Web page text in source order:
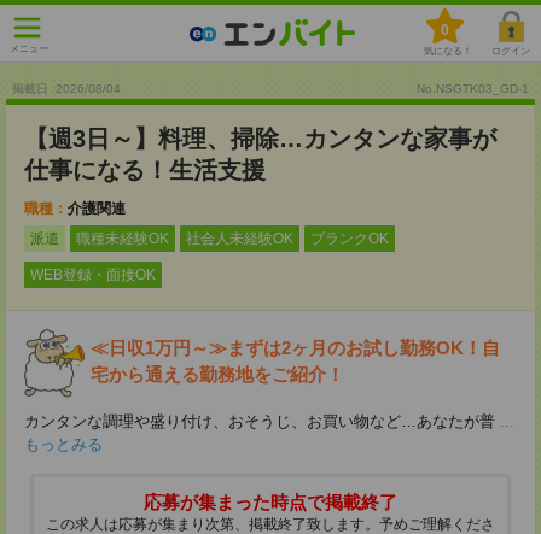
メニュー
0
気になる！ ログイン
掲載日 :2026/08/04 No.NSGTK03_GD-1
【週3日～】料理、掃除…カンタンな家事が
仕事になる！生活支援
職種： 介護関連
派遣
職種未経験OK 社会人未経験OK ブランクOK
WEB登録・面接OK
≪日収1万円～≫まずは2ヶ月のお試し勤務OK！自
宅から通える勤務地をご紹介！
カンタンな調理や盛り付け、おそうじ、お買い物など…あなたが普 ...
もっとみる
応募が集まった時点で掲載終了
この求人は応募が集まり次第、掲載終了致します。予めご理解くださ